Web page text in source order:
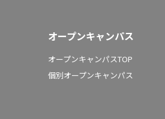
オープンキャンパス
オープンキャンパスTOP
個別オープンキャンパス